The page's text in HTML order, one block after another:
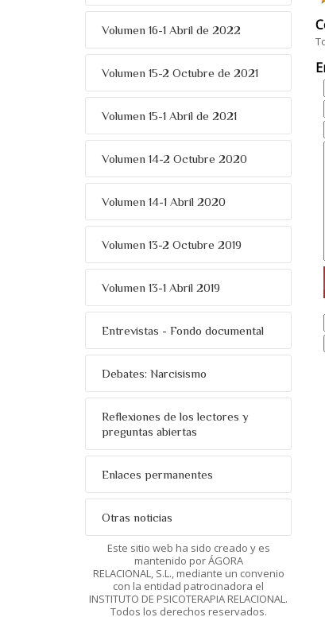
Volumen 16-1 Abril de 2022
Volumen 15-2 Octubre de 2021
Volumen 15-1 Abril de 2021
Volumen 14-2 Octubre 2020
Volumen 14-1 Abril 2020
Volumen 13-2 Octubre 2019
Volumen 13-1 Abril 2019
Entrevistas - Fondo documental
Debates: Narcisismo
Reflexiones de los lectores y
preguntas abiertas
Enlaces permanentes
Otras noticias
Este sitio web ha sido creado y es
mantenido por ÁGORA
RELACIONAL, S.L., mediante un convenio
con la entidad patrocinadora el
INSTITUTO DE PSICOTERAPIA RELACIONAL.
Todos los derechos reservados.